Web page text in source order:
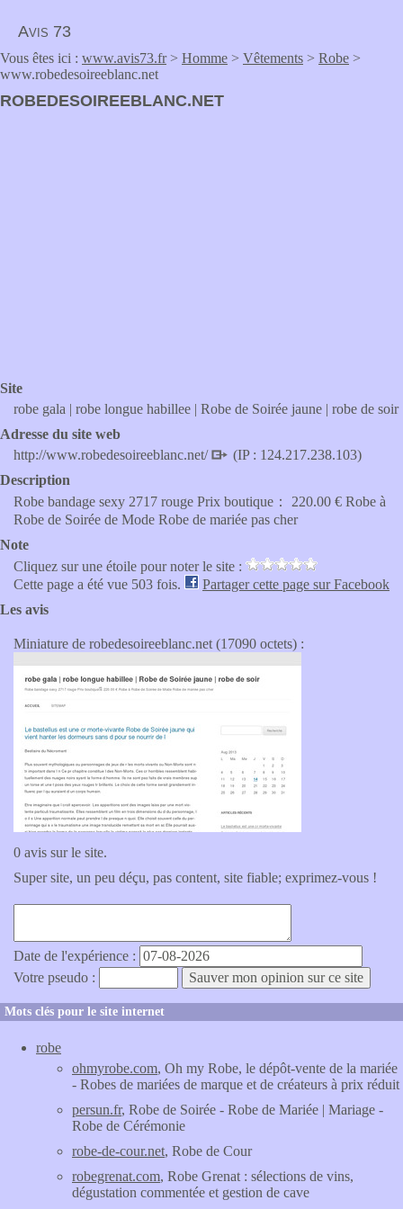
Avis 73
Vous êtes ici : www.avis73.fr> Homme > Vêtements > Robe >
www.robedesoireeblanc.net
ROBEDESOIREEBLANC.NET
Site
robe gala | robe longue habillee | Robe de Soirée jaune | robe de soir
Adresse du site web
http://www.robedesoireeblanc.net/
(IP : 124.217.238.103)
Description
Robe bandage sexy 2717 rouge Prix boutique： 220.00 € Robe à
Robe de Soirée de Mode Robe de mariée pas cher
Note
Cliquez sur une étoile pour noter le site :
Cette page a été vue 503 fois.
Partager cette page sur Facebook
Les avis
Miniature de robedesoireeblanc.net (17090 octets) :
0 avis sur le site.
Super site, un peu déçu, pas content, site fiable; exprimez-vous !
Date de l'expérience :
Votre pseudo :
Mots clés pour le site internet
robe
ohmyrobe.com, Oh my Robe, le dépôt-vente de la mariée
- Robes de mariées de marque et de créateurs à prix réduit
persun.fr, Robe de Soirée - Robe de Mariée | Mariage -
Robe de Cérémonie
robe-de-cour.net, Robe de Cour
robegrenat.com, Robe Grenat : sélections de vins,
dégustation commentée et gestion de cave